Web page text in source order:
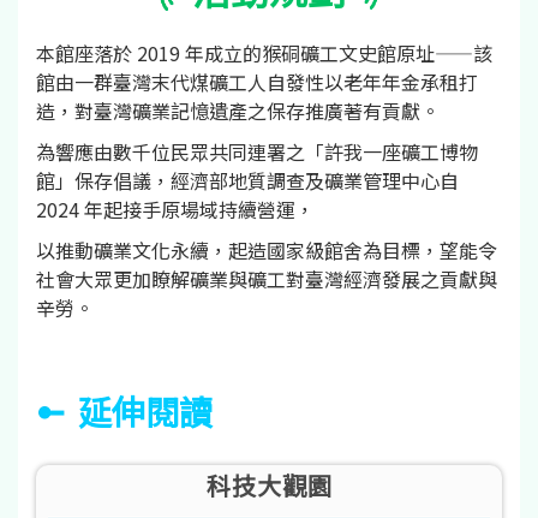
本館座落於 2019 年成立的猴硐礦工文史館原址——該
館由一群臺灣末代煤礦工人自發性以老年年金承租打
造，對臺灣礦業記憶遺產之保存推廣著有貢獻。
為響應由數千位民眾共同連署之「許我一座礦工博物
館」保存倡議，經濟部地質調查及礦業管理中心自
2024 年起接手原場域持續營運，
以推動礦業文化永續，起造國家級館舍為目標，望能令
社會大眾更加瞭解礦業與礦工對臺灣經濟發展之貢獻與
辛勞。
延伸閱讀
科技大觀園